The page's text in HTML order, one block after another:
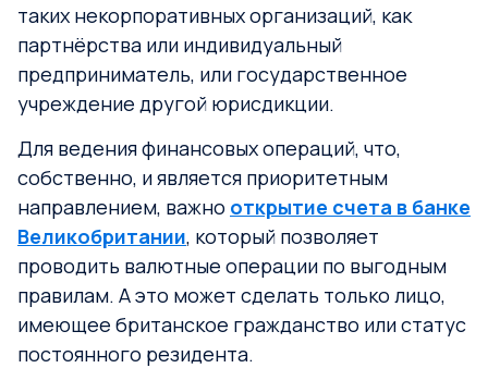
таких некорпоративных организаций, как
партнёрства или индивидуальный
предприниматель, или государственное
учреждение другой юрисдикции.
Для ведения финансовых операций, что,
собственно, и является приоритетным
направлением, важно открытие счета в банке
Великобритании, который позволяет
проводить валютные операции по выгодным
правилам. А это может сделать только лицо,
имеющее британское гражданство или статус
постоянного резидента.